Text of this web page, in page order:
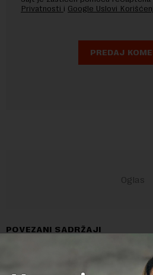
Privatnosti i Google Uslovi
POVEZANI SADRŽAJI